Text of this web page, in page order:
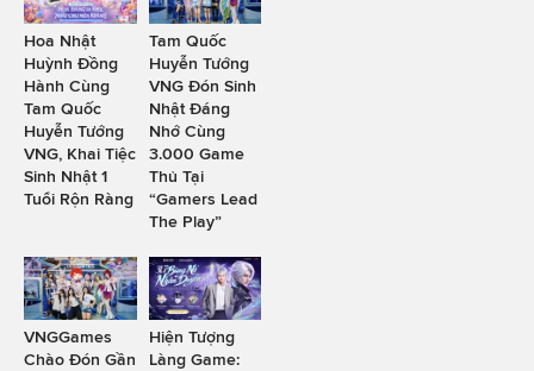
Hoa Nhật
Huỳnh Đồng
Hành Cùng
Tam Quốc
Huyễn Tướng
VNG, Khai Tiệc
Sinh Nhật 1
Tuổi Rộn Ràng
Tam Quốc
Huyễn Tướng
VNG Đón Sinh
Nhật Đáng
Nhớ Cùng
3.000 Game
Thủ Tại
“Gamers Lead
The Play”
VNGGames
Chào Đón Gần
Hiện Tượng
Làng Game: